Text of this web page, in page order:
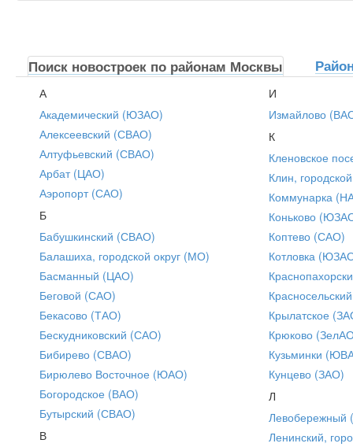
Поиск новостроек по районам Москвы
А
Академический (ЮЗАО)
Алексеевский (СВАО)
Алтуфьевский (СВАО)
Арбат (ЦАО)
Аэропорт (САО)
Б
Бабушкинский (СВАО)
Балашиха, городской округ (МО)
Басманный (ЦАО)
Беговой (САО)
Бекасово (ТАО)
Бескудниковский (САО)
Бибирево (СВАО)
Бирюлево Восточное (ЮАО)
Богородское (ВАО)
Бутырский (СВАО)
В
И
Измайлово
К
Кленовское
Клин,
Коммунарка
Коньково
Коптево (САО)
Котловка
Крылатское
Крюково
Кузьминки
Кунцево (ЗАО)
Л
Ленинский,